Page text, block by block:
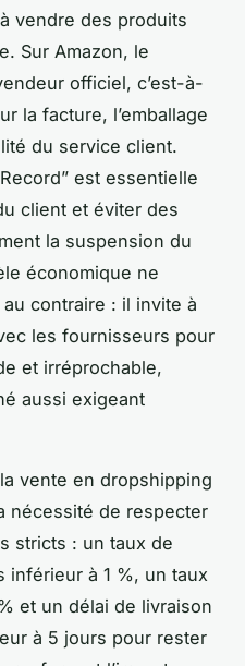
vendre des produits
Sur Amazon, le
officiel, c’est-à-
la facture, l’emballage
du service client.
est essentielle
client et éviter des
la suspension du
économique ne
contraire : il invite à
les fournisseurs pour
et irréprochable,
aussi exigeant
vente en dropshipping
nécessité de respecter
stricts : un taux de
inférieur à 1 %, un taux
et un délai de livraison
à 5 jours pour rester